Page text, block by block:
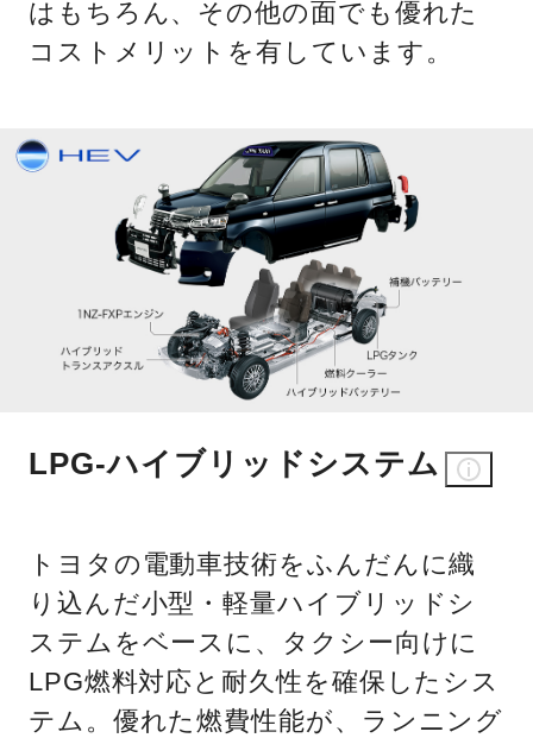
はもちろん、その他の面でも優れた
コストメリットを有しています。
LPG-ハイブリッドシステム
トヨタの電動車技術をふんだんに織
り込んだ小型・軽量ハイブリッドシ
ステムをベースに、タクシー向けに
LPG燃料対応と耐久性を確保したシス
テム。優れた燃費性能が、ランニング